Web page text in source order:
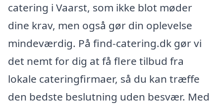
catering i Vaarst, som ikke blot møder
dine krav, men også gør din oplevelse
mindeværdig. På find-catering.dk gør vi
det nemt for dig at få flere tilbud fra
lokale cateringfirmaer, så du kan træffe
den bedste beslutning uden besvær. Med